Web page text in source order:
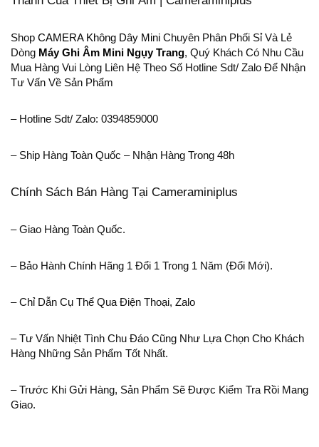
Shop CAMERA Không Dây Mini Chuyên Phân Phối Sỉ Và Lẻ
Dòng Máy Ghi Âm Mini Ngụy Trang, Quý Khách Có Nhu Cầu
Mua Hàng Vui Lòng Liên Hệ Theo Số Hotline Sdt/ Zalo Để Nhận
Tư Vấn Về Sản Phẩm
– Hotline Sdt/ Zalo: 0394859000
– Ship Hàng Toàn Quốc – Nhận Hàng Trong 48h
Chính Sách Bán Hàng Tại Cameraminiplus
– Giao Hàng Toàn Quốc.
– Bảo Hành Chính Hãng 1 Đổi 1 Trong 1 Năm (đổi Mới).
– Chỉ Dẫn Cụ Thể Qua Điện Thoại, Zalo
– Tư Vấn Nhiệt Tình Chu Đáo Cũng Như Lựa Chọn Cho Khách
Hàng Những Sản Phẩm Tốt Nhất.
– Trước Khi Gửi Hàng, Sản Phẩm Sẽ Được Kiểm Tra Rồi Mang
Giao.